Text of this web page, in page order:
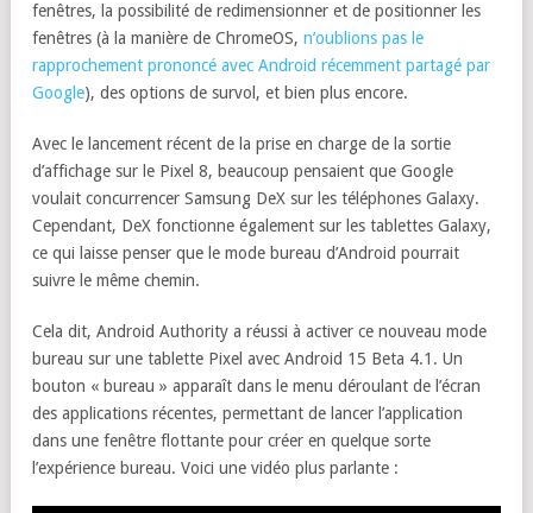
fenêtres, la possibilité de redimensionner et de positionner les
fenêtres (à la manière de ChromeOS, n’oublions pas le
rapprochement prononcé avec Android récemment partagé par
Google), des options de survol, et bien plus encore.
Avec le lancement récent de la prise en charge de la sortie
d’affichage sur le Pixel 8, beaucoup pensaient que Google
voulait concurrencer Samsung DeX sur les téléphones Galaxy.
Cependant, DeX fonctionne également sur les tablettes Galaxy,
ce qui laisse penser que le mode bureau d’Android pourrait
suivre le même chemin.
Cela dit, Android Authority a réussi à activer ce nouveau mode
bureau sur une tablette Pixel avec Android 15 Beta 4.1. Un
bouton « bureau » apparaît dans le menu déroulant de l’écran
des applications récentes, permettant de lancer l’application
dans une fenêtre flottante pour créer en quelque sorte
l’expérience bureau. Voici une vidéo plus parlante :